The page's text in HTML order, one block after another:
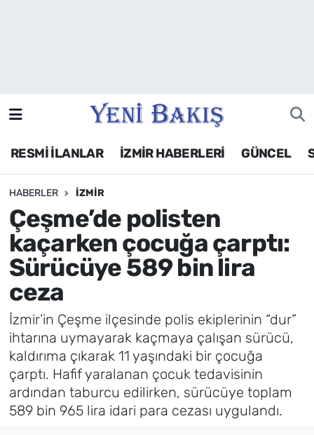
RESMİ İLANLAR İZMİR HABERLERİ GÜNCEL
HABERLER İZMIR
Çeşme’de polisten
kaçarken çocuğa çarptı:
Sürücüye 589 bin lira
ceza
İzmir’in Çeşme ilçesinde polis ekiplerinin “dur”
ihtarına uymayarak kaçmaya çalışan sürücü,
kaldırıma çıkarak 11 yaşındaki bir çocuğa
çarptı. Hafif yaralanan çocuk tedavisinin
ardından taburcu edilirken, sürücüye toplam
589 bin 965 lira idari para cezası uygulandı.
Siyaset
Asayiş / Polis-Adliye
Spor
Magazin
Foto Galeri
Künye
İletişim